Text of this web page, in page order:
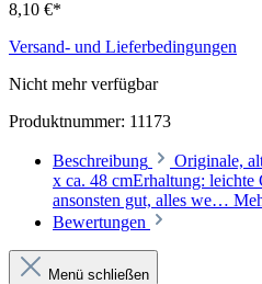
8,10 €*
Versand- und Lieferbedingungen
Nicht mehr verfügbar
Produktnummer: 11173
Beschreibung
Originale,
x ca. 48 cmErhaltung: leichte
ansonsten gut, alles we…
Bewertungen
Menü schließen